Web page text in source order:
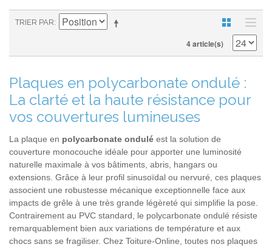
TRIER PAR
4 article(s)
Plaques en polycarbonate ondulé :
La clarté et la haute résistance pour
vos couvertures lumineuses
La plaque en polycarbonate ondulé est la solution de
couverture monocouche idéale pour apporter une luminosité
naturelle maximale à vos bâtiments, abris, hangars ou
extensions. Grâce à leur profil sinusoïdal ou nervuré, ces plaques
associent une robustesse mécanique exceptionnelle face aux
impacts de grêle à une très grande légèreté qui simplifie la pose.
Contrairement au PVC standard, le polycarbonate ondulé résiste
remarquablement bien aux variations de température et aux
chocs sans se fragiliser. Chez Toiture-Online, toutes nos plaques